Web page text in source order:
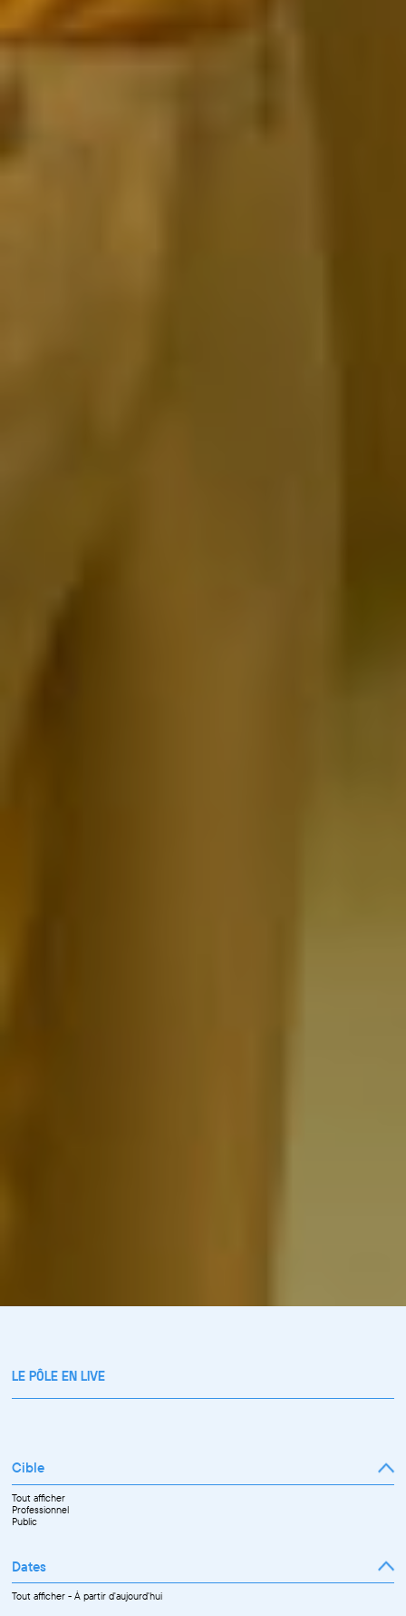
LE PÔLE EN LIVE
Cible
Tout afficher
Professionnel
Public
Dates
Tout afficher-À partir d'aujourd'hui